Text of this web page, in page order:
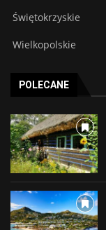
Świętokrzyskie
Wielkopolskie
POLECANE